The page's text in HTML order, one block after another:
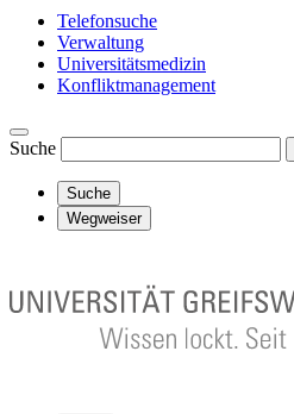
Telefonsuche
Verwaltung
Universitätsmedizin
Konfliktmanagement
Suche
Suche
Wegweiser